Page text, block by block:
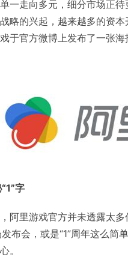
一走向多元，细分市场正
略的兴起，越来越多的资
于官方微博上发布了一张
字
阿里游戏官方并未透露太
布会，或是“1”周年这么简
。